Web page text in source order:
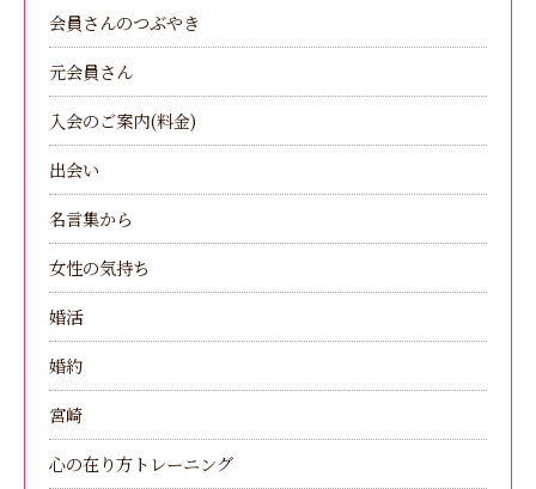
会員さんのつぶやき
元会員さん
入会のご案内(料金)
出会い
名言集から
女性の気持ち
婚活
婚約
宮崎
心の在り方トレーニング